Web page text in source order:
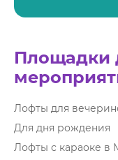
Площадки
Лофты для
Для дня рождения
Лофты с караоке в